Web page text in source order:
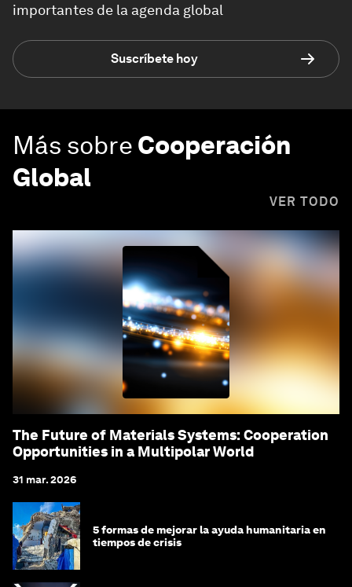
importantes de la agenda global
Suscríbete hoy
Más sobre Cooperación
Global
VER TODO
The Future of Materials Systems: Cooperation
Opportunities in a Multipolar World
31 mar. 2026
5 formas de mejorar la ayuda humanitaria en
tiempos de crisis